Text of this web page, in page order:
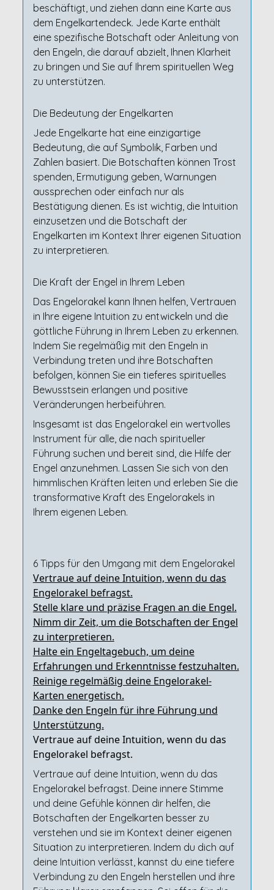
beschäftigt, und ziehen dann eine Karte aus
dem Engelkartendeck. Jede Karte enthält
eine spezifische Botschaft oder Anleitung von
den Engeln, die darauf abzielt, Ihnen Klarheit
zu bringen und Sie auf Ihrem spirituellen Weg
zu unterstützen.
Die Bedeutung der Engelkarten
Jede Engelkarte hat eine einzigartige
Bedeutung, die auf Symbolik, Farben und
Zahlen basiert. Die Botschaften können Trost
spenden, Ermutigung geben, Warnungen
aussprechen oder einfach nur als
Bestätigung dienen. Es ist wichtig, die Intuition
einzusetzen und die Botschaft der
Engelkarten im Kontext Ihrer eigenen Situation
zu interpretieren.
Die Kraft der Engel in Ihrem Leben
Das Engelorakel kann Ihnen helfen, Vertrauen
in Ihre eigene Intuition zu entwickeln und die
göttliche Führung in Ihrem Leben zu erkennen.
Indem Sie regelmäßig mit den Engeln in
Verbindung treten und ihre Botschaften
befolgen, können Sie ein tieferes spirituelles
Bewusstsein erlangen und positive
Veränderungen herbeiführen.
Insgesamt ist das Engelorakel ein wertvolles
Instrument für alle, die nach spiritueller
Führung suchen und bereit sind, die Hilfe der
Engel anzunehmen. Lassen Sie sich von den
himmlischen Kräften leiten und erleben Sie die
transformative Kraft des Engelorakels in
Ihrem eigenen Leben.
6 Tipps für den Umgang mit dem Engelorakel
Vertraue auf deine Intuition, wenn du das
Engelorakel befragst.
Stelle klare und präzise Fragen an die Engel.
Nimm dir Zeit, um die Botschaften der Engel
zu interpretieren.
Halte ein Engeltagebuch, um deine
Erfahrungen und Erkenntnisse festzuhalten.
Reinige regelmäßig deine Engelorakel-
Karten energetisch.
Danke den Engeln für ihre Führung und
Unterstützung.
Vertraue auf deine Intuition, wenn du das
Engelorakel befragst.
Vertraue auf deine Intuition, wenn du das
Engelorakel befragst. Deine innere Stimme
und deine Gefühle können dir helfen, die
Botschaften der Engelkarten besser zu
verstehen und sie im Kontext deiner eigenen
Situation zu interpretieren. Indem du dich auf
deine Intuition verlässt, kannst du eine tiefere
Verbindung zu den Engeln herstellen und ihre